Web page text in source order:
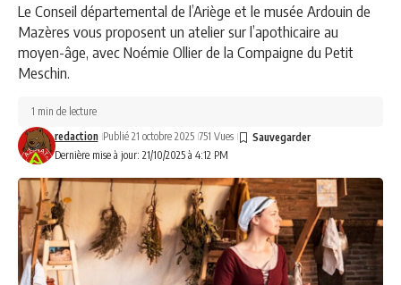
Le Conseil départemental de l’Ariège et le musée Ardouin de
Mazères vous proposent un atelier sur l’apothicaire au
moyen-âge, avec Noémie Ollier de la Compaigne du Petit
Meschin.
Dernière mise à jour: 21/10/2025 à 4:12 PM
redaction Publié 21 octobre 2025 751 Vues
1 min de lecture